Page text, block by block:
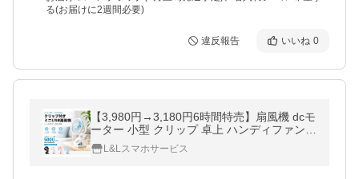
る(お届けに2週間必要)
違反報告 いいね 0
【3,980円→3,180円6時間特売】扇風機 dcモ
ーター 小型 クリップ 卓上 ハンディファン
サーキュレーター 超静音 充電 5000mAh 首
振 リビングファン熱中症 爆買
L&Lスマホサービス